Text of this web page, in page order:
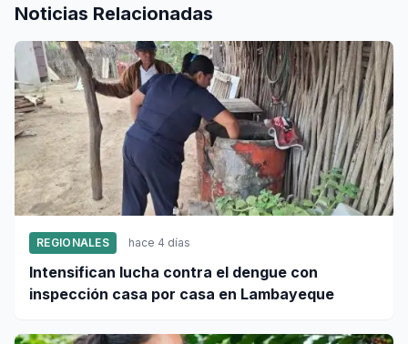
Noticias Relacionadas
REGIONALES hace 4 días
Intensifican lucha contra el dengue con
inspección casa por casa en Lambayeque